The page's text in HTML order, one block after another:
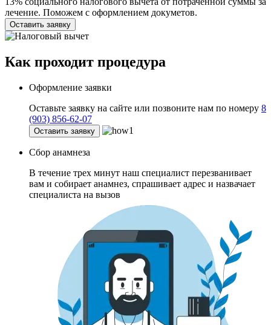
лечение. Поможем с оформлением докуметов.
Оставить заявку
Как проходит процедура
Оформление заявки
Оставьте заявку на сайте или позвоните нам по номеру 8
(903) 856-62-07
Оставить заявку
Сбор анамнеза
В течение трех минут наш специалист перезванивает
вам и собирает анамнез, спрашивает адрес и назвачает
специалиста на вызов